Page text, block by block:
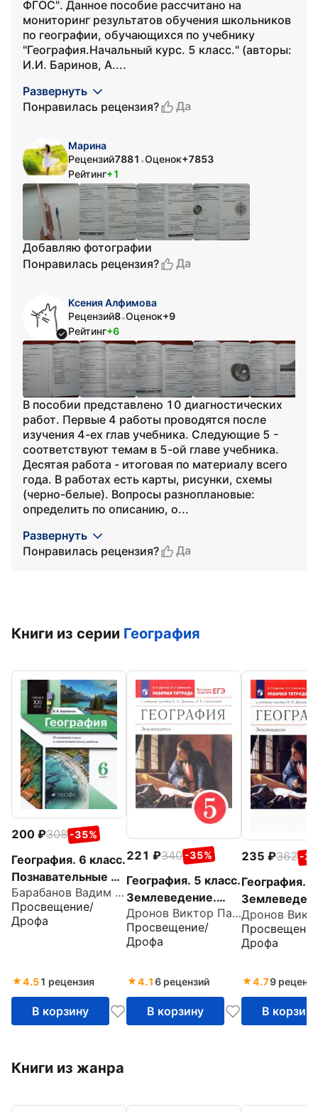
ФГОС". Данное пособие рассчитано на
мониторинг результатов обучения школьников
по географии, обучающихся по учебнику
"География.Начальный курс. 5 класс." (авторы:
И.И. Баринов, А....
Развернуть
Понравилась рецензия?
Да
Марина
Рецензий7881 •Оценок+7853
Рейтинг+1
Добавляю фотографии
Понравилась рецензия?
Да
Ксения Алфимова
Рецензий8•Оценок+9
Рейтинг+6
В пособии представлено 10 диагностических
работ. Первые 4 работы проводятся после
изучения 4-ех глав учебника. Следующие 5 -
соответствуют темам в 5-ой главе учебника.
Десятая работа - итоговая по материалу всего
года. В работах есть карты, рисунки, схемы
(черно-белые). Вопросы разноплановые:
определить по описанию, о...
Развернуть
Понравилась рецензия?
Да
Книги из серии География
200 308 -35%
География. 6 класс.
Познавательные и
самостоятельные
работы
Барабанов Вадим Владимирович
Просвещение/
Дрофа
4.51 рецензия
В корзину
221 340 -35%
География. 5 класс.
Землеведение.
Рабочая тетрадь к
учебнику В. П.
Дронова. ФГОС
Дронов Виктор Павлович
Просвещение/
Дрофа
4.1 6 рецензий
В корзину
235 362 -
География.
класс.
тетрадь с
тестовыми
Вертикаль.
Дрофа
4.79
В корзину
Книги из жанра